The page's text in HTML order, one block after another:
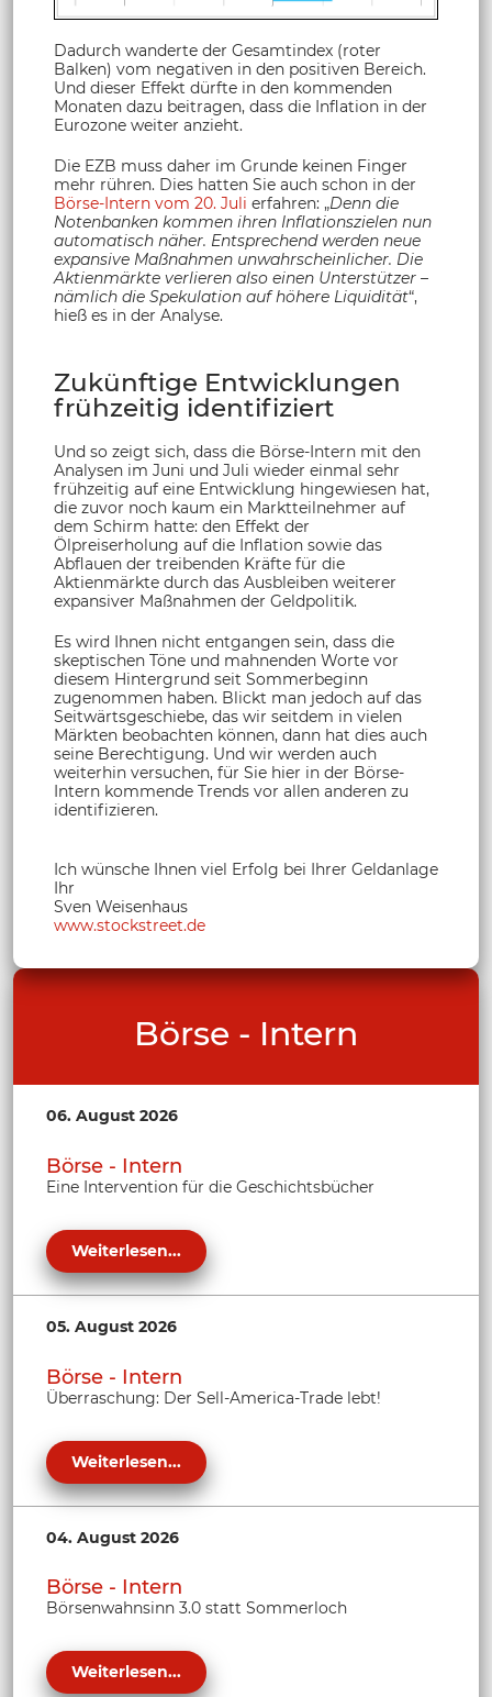
Dadurch wanderte der Gesamtindex (roter
Balken) vom negativen in den positiven Bereich.
Und dieser Effekt dürfte in den kommenden
Monaten dazu beitragen, dass die Inflation in der
Eurozone weiter anzieht.
Die EZB muss daher im Grunde keinen Finger
mehr rühren. Dies hatten Sie auch schon in der
Börse-Intern vom 20. Juli erfahren: „Denn die
Notenbanken kommen ihren Inflationszielen nun
automatisch näher. Entsprechend werden neue
expansive Maßnahmen unwahrscheinlicher. Die
Aktienmärkte verlieren also einen Unterstützer –
nämlich die Spekulation auf höhere Liquidität“,
hieß es in der Analyse.
Zukünftige Entwicklungen
frühzeitig identifiziert
Und so zeigt sich, dass die Börse-Intern mit den
Analysen im Juni und Juli wieder einmal sehr
frühzeitig auf eine Entwicklung hingewiesen hat,
die zuvor noch kaum ein Marktteilnehmer auf
dem Schirm hatte: den Effekt der
Ölpreiserholung auf die Inflation sowie das
Abflauen der treibenden Kräfte für die
Aktienmärkte durch das Ausbleiben weiterer
expansiver Maßnahmen der Geldpolitik.
Es wird Ihnen nicht entgangen sein, dass die
skeptischen Töne und mahnenden Worte vor
diesem Hintergrund seit Sommerbeginn
zugenommen haben. Blickt man jedoch auf das
Seitwärtsgeschiebe, das wir seitdem in vielen
Märkten beobachten können, dann hat dies auch
seine Berechtigung. Und wir werden auch
weiterhin versuchen, für Sie hier in der Börse-
Intern kommende Trends vor allen anderen zu
identifizieren.
Ich wünsche Ihnen viel Erfolg bei Ihrer Geldanlage
Ihr
Sven Weisenhaus
www.stockstreet.de
Börse - Intern
06. August 2026
Börse - Intern
Eine Intervention für die Geschichtsbücher
Weiterlesen...
05. August 2026
Börse - Intern
Überraschung: Der Sell-America-Trade lebt!
Weiterlesen...
04. August 2026
Börse - Intern
Börsenwahnsinn 3.0 statt Sommerloch
Weiterlesen...